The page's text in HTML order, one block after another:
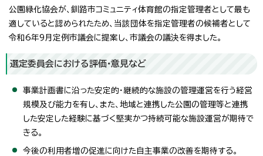
公園緑化協会が、釧路市コミュニティ体育館の指定管理者として最も
適していると認められたため、当該団体を指定管理者の候補者として
令和6年9月定例市議会に提案し、市議会の議決を得ました。
選定委員会における評価・意見など
事業計画書に沿った安定的・継続的な施設の管理運営を行う経営
規模及び能力を有し、また、地域と連携した公園の管理等と連携
した安定した経験に基づく堅実かつ持続可能な施設運営が期待で
きる。
今後の利用者増の促進に向けた自主事業の改善を期待する。